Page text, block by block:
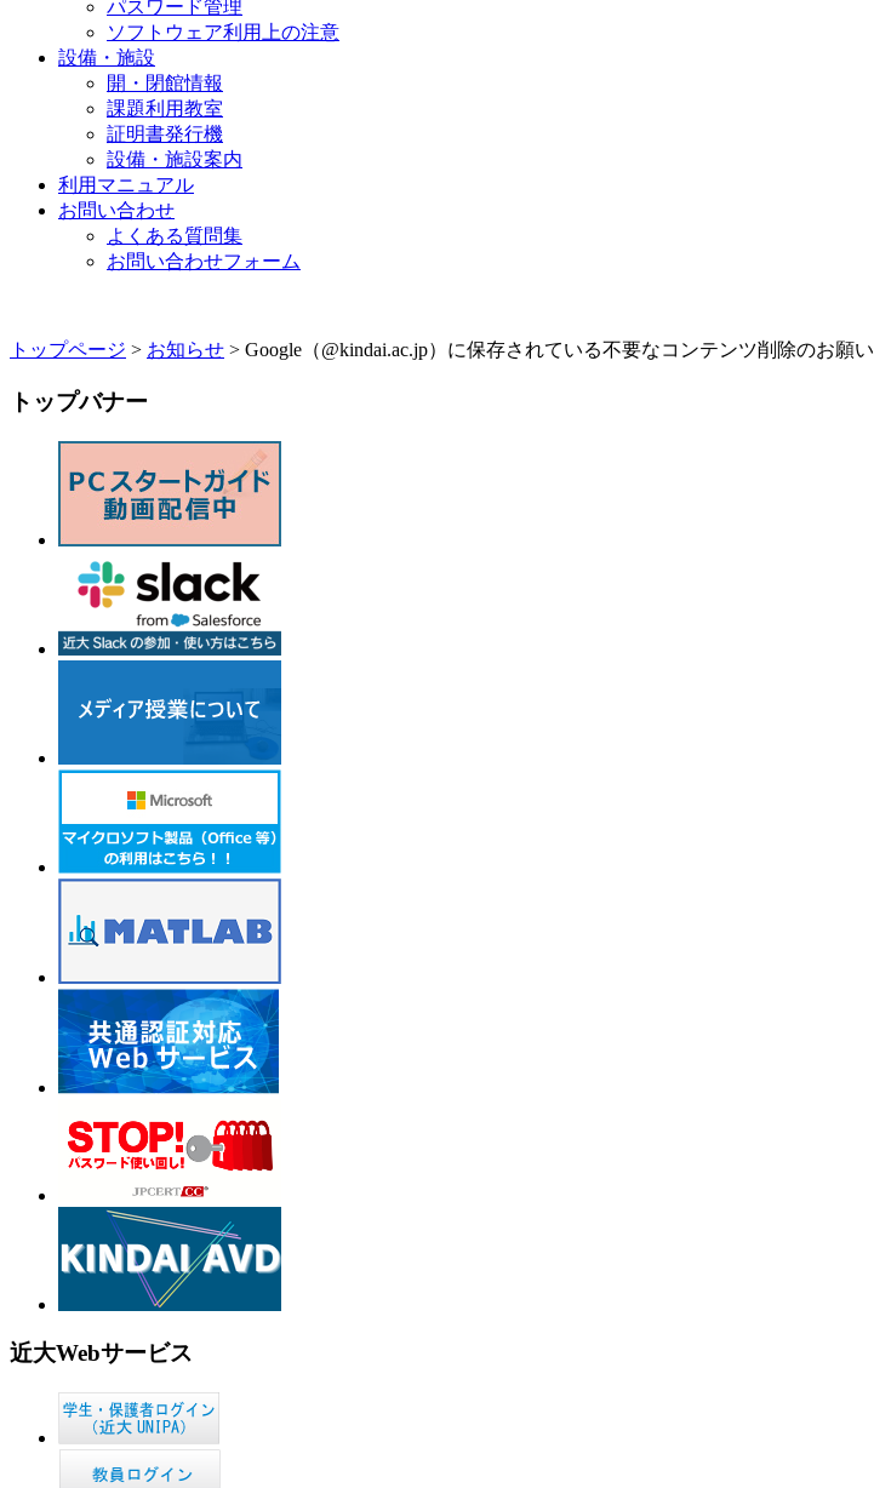
パスワード管理
ソフトウェア利用上の注意
設備・施設
開・閉館情報
課題利用教室
証明書発行機
設備・施設案内
利用マニュアル
お問い合わせ
よくある質問集
お問い合わせフォーム
トップページ > お知らせ > Google（@kindai.ac.jp）に保存されている不要なコンテンツ削除のお願い
トップバナー
近大Webサービス